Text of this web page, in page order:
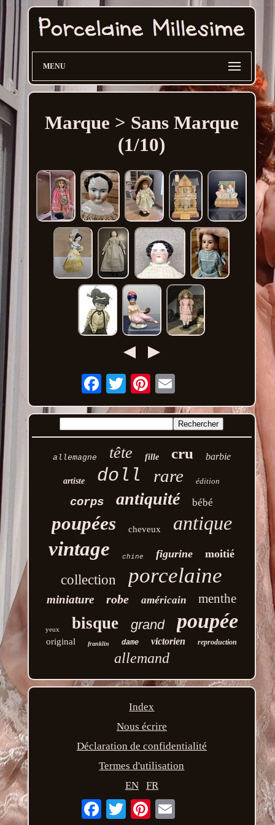
MENU
Marque > Sans Marque
(1/10)
Email
allemagne tête fille cru barbie
artiste doll rare édition
corps antiquité bébé
poupées cheveux
antique
vintage
chine figurine moitié
collection porcelaine
miniature robe américain menthe
yeux bisque grand poupée
original franklin dame victorien reproduction
allemand
Index
Nous écrire
Déclaration de confidentialité
Termes d'utilisation
EN
FR